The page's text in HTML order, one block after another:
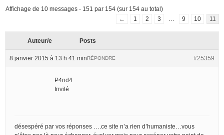
Affichage de 10 messages - 151 par 154 (sur 154 au total)
←
1 2 3 9 10 11
Auteur/e Posts
8 janvier 2015 à 13 h 41 min #25359
RÉPONDRE
P4nd4
Invité
désespéré par vos réponses ….ce site n’a rien d’humaniste…vous